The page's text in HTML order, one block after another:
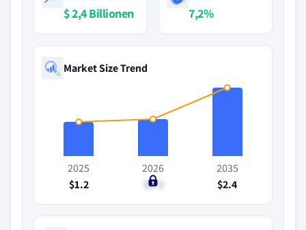
$ 2,4 Billionen 7,2%
Market Size Trend
2025
$1.2
2026
$1.3
2035
$2.4